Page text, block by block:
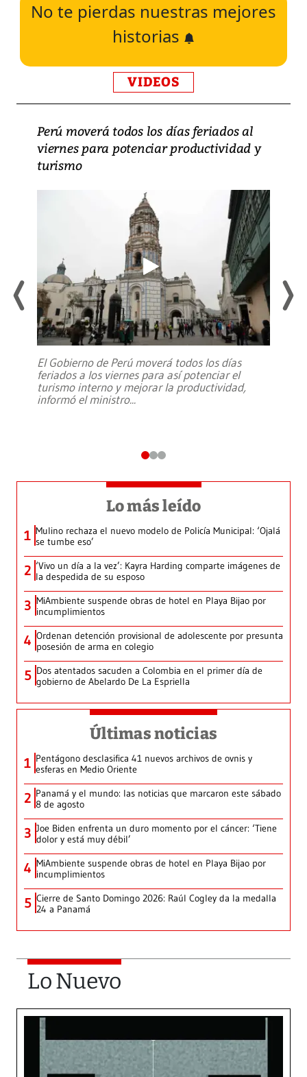
No te pierdas nuestras mejores
historias
VIDEOS
Perú moverá todos los días feriados al
viernes para potenciar productividad y
turismo
El Gobierno de Perú moverá todos los días
feriados a los viernes para así potenciar el
turismo interno y mejorar la productividad,
informó el ministro...
Lo más leído
1 Mulino rechaza el nuevo modelo de Policía Municipal: ‘Ojalá
se tumbe eso’
2 ‘Vivo un día a la vez’: Kayra Harding comparte imágenes de
la despedida de su esposo
3 MiAmbiente suspende obras de hotel en Playa Bijao por
incumplimientos
4 Ordenan detención provisional de adolescente por presunta
posesión de arma en colegio
5 Dos atentados sacuden a Colombia en el primer día de
gobierno de Abelardo De La Espriella
Últimas noticias
1 Pentágono desclasifica 41 nuevos archivos de ovnis y
esferas en Medio Oriente
2 Panamá y el mundo: las noticias que marcaron este sábado
8 de agosto
3 Joe Biden enfrenta un duro momento por el cáncer: ‘Tiene
dolor y está muy débil’
4 MiAmbiente suspende obras de hotel en Playa Bijao por
incumplimientos
5 Cierre de Santo Domingo 2026: Raúl Cogley da la medalla
24 a Panamá
Lo Nuevo